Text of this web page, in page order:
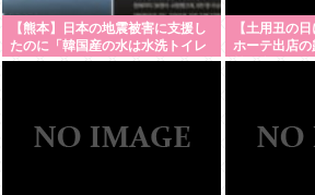
【熊本】日本の地震被害に支援し
たのに「韓国産の水は水洗トイレ
に」
【土用丑の
ホーテ出店
焼」食べ14